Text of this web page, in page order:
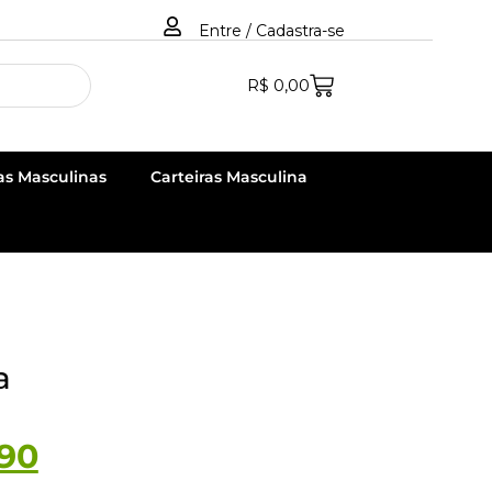
Entre / Cadastra-se
R$ 0,00
Masculinas Carteiras Masculina